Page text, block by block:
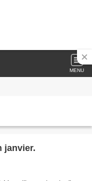
MENU
janvier.